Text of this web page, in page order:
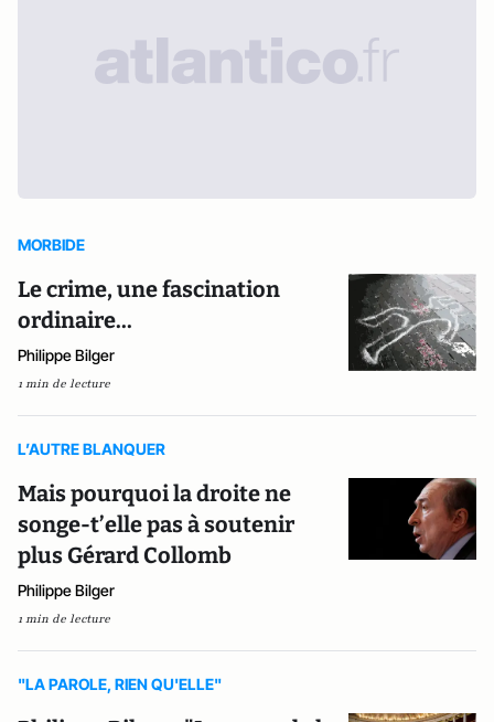
MORBIDE
Le crime, une fascination
ordinaire...
Philippe Bilger
1 min de lecture
L’AUTRE BLANQUER
Mais pourquoi la droite ne
songe-t’elle pas à soutenir
plus Gérard Collomb
Philippe Bilger
1 min de lecture
"LA PAROLE, RIEN QU'ELLE"